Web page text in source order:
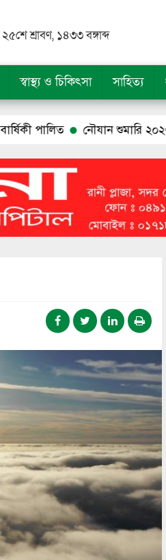
শ্রাবণ, ১৪৩৩ বঙ্গাব্দ
স্বাস্থ্য ও চিকিৎসা সাহিত্য
নৌযান শুমারি ২০২৬’ উপলক্ষে